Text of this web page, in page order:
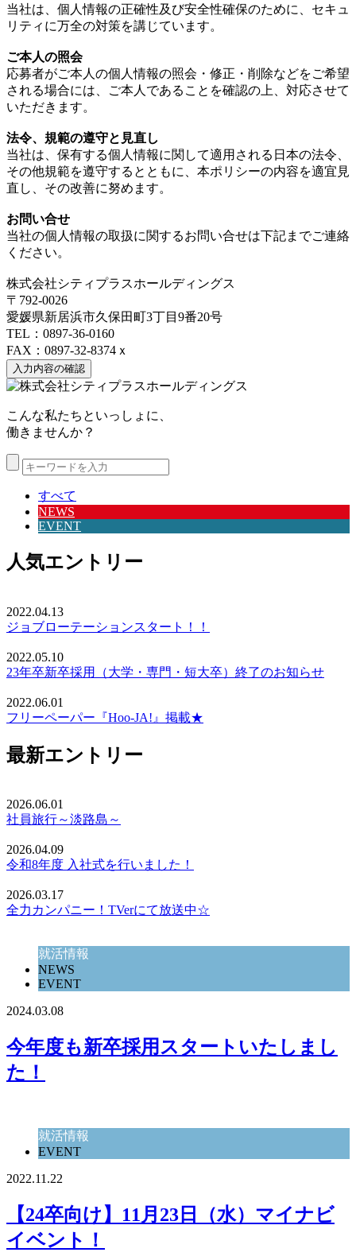
当社は、個人情報の正確性及び安全性確保のために、セキュ
リティに万全の対策を講じています。
ご本人の照会
応募者がご本人の個人情報の照会・修正・削除などをご希望
される場合には、ご本人であることを確認の上、対応させて
いただきます。
法令、規範の遵守と見直し
当社は、保有する個人情報に関して適用される日本の法令、
その他規範を遵守するとともに、本ポリシーの内容を適宜見
直し、その改善に努めます。
お問い合せ
当社の個人情報の取扱に関するお問い合せは下記までご連絡
ください。
株式会社シティプラスホールディングス
〒792‐0026
愛媛県新居浜市久保田町3丁目9番20号
TEL：0897‐36‐0160
FAX：0897‐32‐8374 ｘ
こんな私たちといっしょに、
働きませんか？
すべて
NEWS
EVENT
人気エントリー
2022.04.13
ジョブローテーションスタート！！
2022.05.10
23年卒新卒採用（大学・専門・短大卒）終了のお知らせ
2022.06.01
フリーペーパー『Hoo-JA!』掲載★
最新エントリー
2026.06.01
社員旅行～淡路島～
2026.04.09
令和8年度 入社式を行いました！
2026.03.17
全力カンパニー！TVerにて放送中☆
就活情報
NEWS
EVENT
2024.03.08
今年度も新卒採用スタートいたしまし
た！
就活情報
EVENT
2022.11.22
【24卒向け】11月23日（水）マイナビ
イベント！